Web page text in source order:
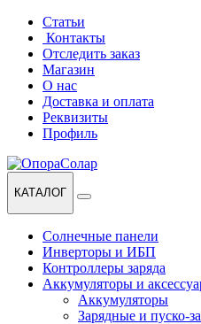
Перейти
навигации
Перейти
содержанию
Статьи
Контакты
Отследить заказ
Магазин
О нас
Доставка и оплата
Реквизиты
Профиль
КАТАЛОГ
Солнечные панели
Инверторы и ИБП
Контроллеры заряда
Аккумуляторы и
Аккумуляторы
Зарядные и пуско-